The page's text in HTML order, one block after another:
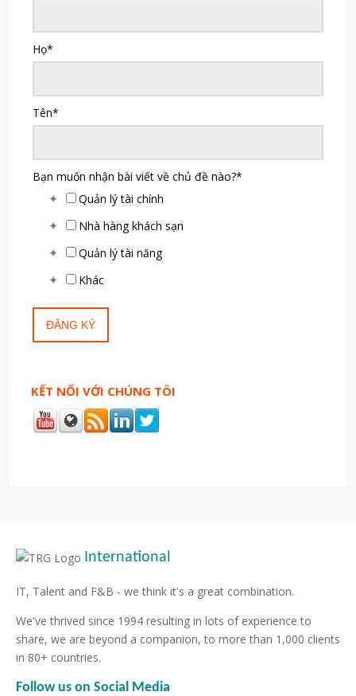
Họ*
Tên*
Bạn muốn nhận bài viết về chủ đề nào?*
Quản lý tài chính
Nhà hàng khách sạn
Quản lý tài năng
Khác
KẾT NỐI VỚI CHÚNG TÔI
International
IT, Talent and F&B - we think it's a great combination.
We've thrived since 1994 resulting in lots of experience to
share, we are beyond a companion, to more than 1,000 clients
in 80+ countries.
Follow us on Social Media